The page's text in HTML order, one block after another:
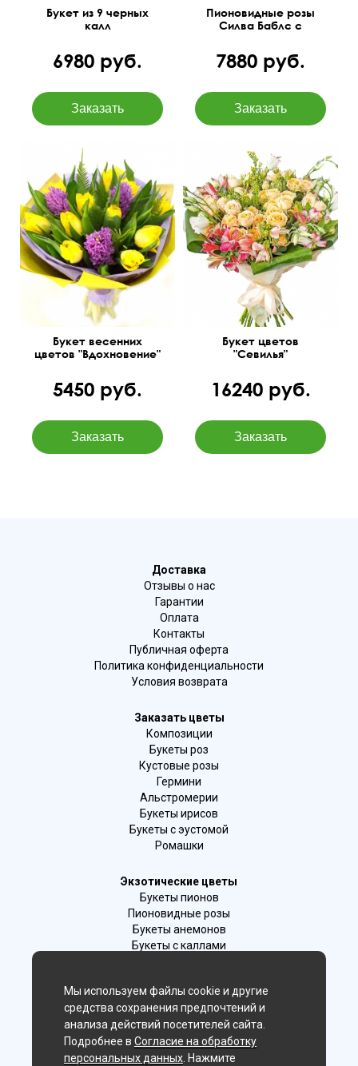
Букет из 9 черных
калл
6980 руб.
Пионовидные розы
Силва Баблс с
7880 руб.
Букет весенних
цветов "Вдохновение"
5450 руб.
Букет цветов
"Севилья"
16240 руб.
Доставка
Отзывы о нас
Гарантии
Оплата
Контакты
Публичная оферта
Политика конфиденциальности
Условия возврата
Заказать цветы
Композиции
Букеты роз
Кустовые розы
Гермини
Альстромерии
Букеты ирисов
Букеты с эустомой
Ромашки
Экзотические цветы
Букеты пионов
Пионовидные розы
Букеты анемонов
Букеты с каллами
Лаванда
Гиацинты
Мы в соц. сетях:
Мы используем файлы cookie и другие
средства сохранения предпочтений и
анализа действий посетителей сайта.
Подробнее в Согласие на обработку
персональных данных . Нажмите